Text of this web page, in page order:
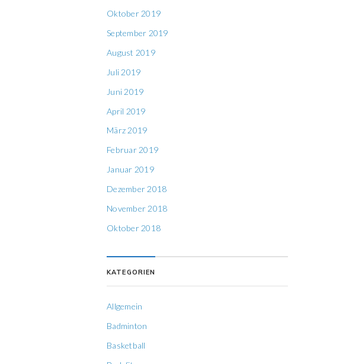
Oktober 2019
September 2019
August 2019
Juli 2019
Juni 2019
April 2019
März 2019
Februar 2019
Januar 2019
Dezember 2018
November 2018
Oktober 2018
KATEGORIEN
Allgemein
Badminton
Basketball